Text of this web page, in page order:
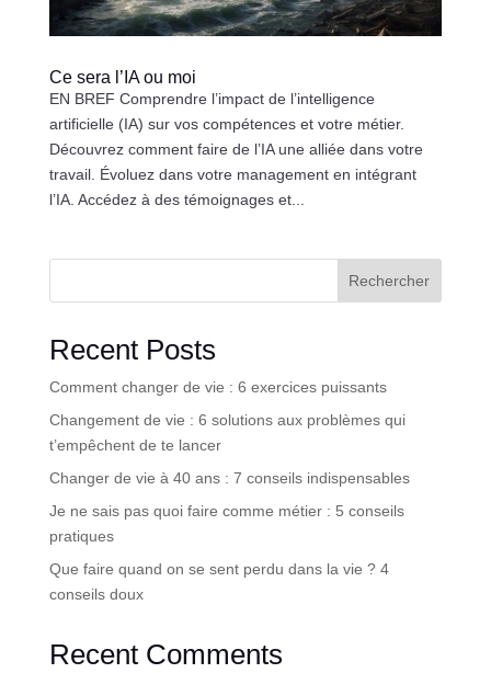
Ce sera l’IA ou moi
EN BREF Comprendre l’impact de l’intelligence
artificielle (IA) sur vos compétences et votre métier.
Découvrez comment faire de l’IA une alliée dans votre
travail. Évoluez dans votre management en intégrant
l’IA. Accédez à des témoignages et...
Rechercher
Recent Posts
Comment changer de vie : 6 exercices puissants
Changement de vie : 6 solutions aux problèmes qui
t’empêchent de te lancer
Changer de vie à 40 ans : 7 conseils indispensables
Je ne sais pas quoi faire comme métier : 5 conseils
pratiques
Que faire quand on se sent perdu dans la vie ? 4
conseils doux
Recent Comments